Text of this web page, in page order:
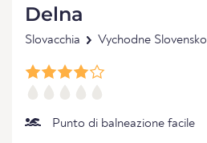
Delna
Slovacchia Vychodne Slovensko
Punto di balneazione facile